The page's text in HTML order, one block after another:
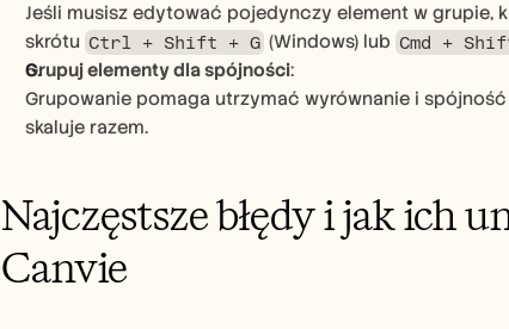
Jeśli musisz edytować pojedynczy element w grupie,
skrótu Ctrl + Shift + G (Windows) lub Cmd +
Grupuj elementy dla spójności:
Grupowanie pomaga utrzymać wyrównanie i
skaluje razem.
Najczęstsze błędy i jak ich
Canvie